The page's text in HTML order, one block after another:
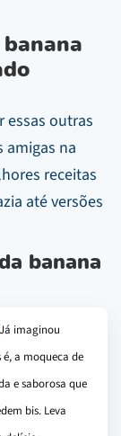
essas outras
amigas na
receitas
até versões
banana
imaginou
a moqueca de
e saborosa que
bis. Leva